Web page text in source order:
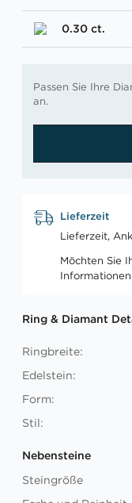
0.30 ct.
Passen Sie Ihre
an.
Lieferzeit
Lieferzeit,
Möchten Sie
Ring & Diamant
Ringbreite:
Edelstein:
Form:
Stil:
Nebensteine
Steingröße